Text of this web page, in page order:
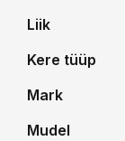
Liik
Kere tüüp
Mark
Mudel